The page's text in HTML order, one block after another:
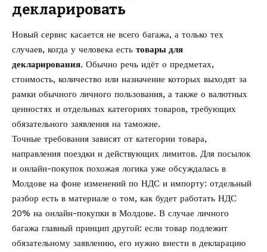
декларировать
Новый сервис касается не всего багажа, а только тех
случаев, когда у человека есть товары для
декларирования. Обычно речь идёт о предметах,
стоимость, количество или назначение которых выходят за
рамки обычного личного пользования, а также о валютных
ценностях и отдельных категориях товаров, требующих
обязательного заявления на таможне.
Точные требования зависят от категории товара,
направления поездки и действующих лимитов. Для посылок
и онлайн-покупок похожая логика уже обсуждалась в
Молдове на фоне изменений по НДС и импорту: отдельный
разбор есть в материале о том, как будет работать НДС
20% на онлайн-покупки в Молдове. В случае личного
багажа главный принцип другой: если товар подлежит
обязательному заявлению, его нужно внести в декларацию